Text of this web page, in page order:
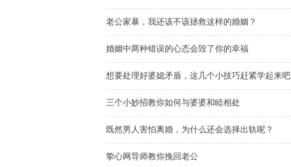
老公家暴，我还该不该拯救这样的婚姻？
婚姻中两种错误的心态会毁了你的幸福
想要处理好婆媳矛盾，这几个小技巧赶紧学起来吧
三个小妙招教你如何与婆婆和睦相处
既然男人害怕离婚，为什么还会选择出轨呢？
挚心网导师教你挽回老公